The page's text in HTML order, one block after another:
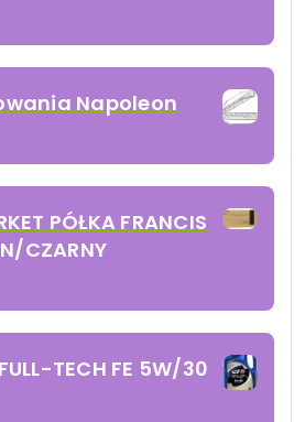
Napoleon
PÓŁKA FRANCIS
CZARNY
TECH FE 5W/30